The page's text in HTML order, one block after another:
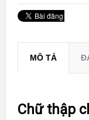
MÔ TẢ
Chữ thập